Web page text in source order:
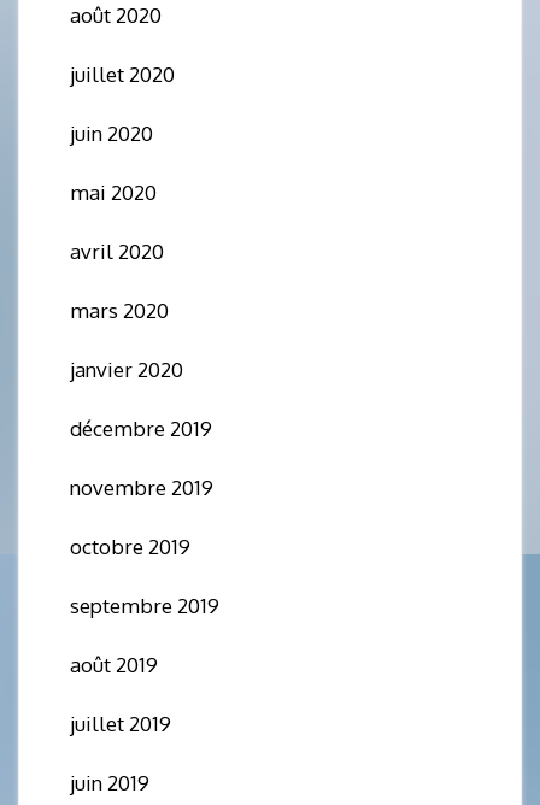
août 2020
juillet 2020
juin 2020
mai 2020
avril 2020
mars 2020
janvier 2020
décembre 2019
novembre 2019
octobre 2019
septembre 2019
août 2019
juillet 2019
juin 2019